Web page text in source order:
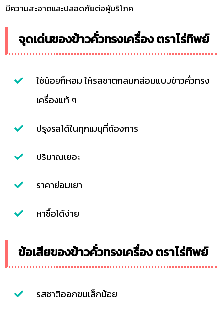
มีความสะอาดและปลอดภัยต่อผู้บริโภค
จุดเด่นของข้าวคั่วทรงเครื่อง ตราไร่ทิพย์
ใช้น้อยก็หอม ให้รสชาติกลมกล่อมแบบข้าวคั่วทรง
เครื่องแท้ ๆ
ปรุงรสได้ในทุกเมนุที่ต้องการ
ปริมาณเยอะ
ราคาย่อมเยา
หาซื้อได้ง่าย
ข้อเสียของข้าวคั่วทรงเครื่อง ตราไร่ทิพย์
รสชาติออกขมเล็กน้อย